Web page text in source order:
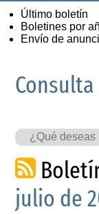
Último boletín
Boletines por
Envío de
Consulta
julio de